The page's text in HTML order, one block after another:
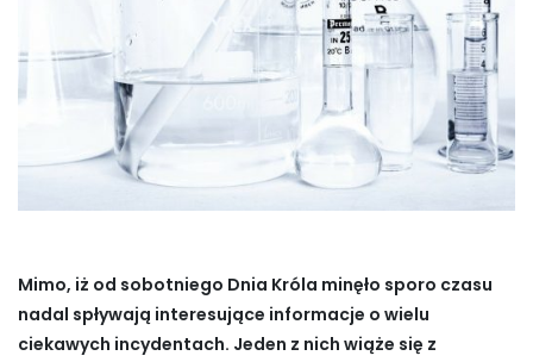
Mimo, iż od sobotniego Dnia Króla minęło sporo czasu
nadal spływają interesujące informacje o wielu
ciekawych incydentach. Jeden z nich wiąże się z